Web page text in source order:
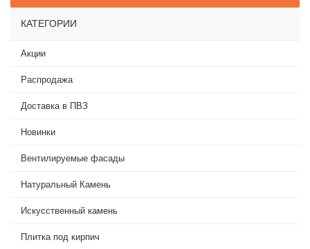
КАТЕГОРИИ
Акции
Распродажа
Доставка в ПВЗ
Новинки
Вентилируемые фасады
Натуральный Камень
Искусственный камень
Плитка под кирпич